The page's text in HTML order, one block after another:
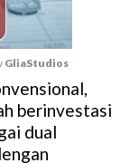
M
u
t
e
GliaStudios
berinvestasi
dual